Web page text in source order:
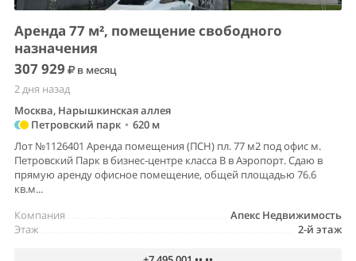
Аренда 77 м², помещение свободного
назначения
307 929
в месяц
2 дня назад
Москва, Нарышкинская аллея
Петровский парк • 620 м
Лот №1126401 Аренда помещения (ПСН) пл. 77 м2 под офис м.
Петровский Парк в бизнес-центре класса В в Аэропорт. Сдаю в
прямую аренду офисное помещение, общей площадью 76.6
кв.м...
Апекс Недвижимость
Компания
2-й этаж
Этаж